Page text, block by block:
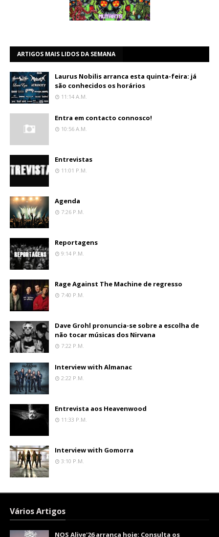
ARTIGOS MAIS LIDOS DA SEMANA
Laurus Nobilis arranca esta quinta-feira: já
são conhecidos os horários
11:14 A.m.
Entra em contacto connosco!
10:56 A.m.
Entrevistas
11:01 P.m.
Agenda
7:26 P.m.
Reportagens
9:14 P.m.
Rage Against The Machine de regresso
7:40 P.m.
Dave Grohl pronuncia-se sobre a escolha de
não tocar músicas dos Nirvana
7:22 P.m.
Interview with Almanac
2:22 P.m.
Entrevista aos Heavenwood
11:33 P.m.
Interview with Gomorra
3:10 P.m.
Vários Artigos
NOS Alive'26 arranca hoje: Consulta os